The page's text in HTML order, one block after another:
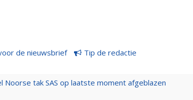
de nieuwsbrief Tip de redactie
Noorse tak SAS op laatste moment afgeblazen